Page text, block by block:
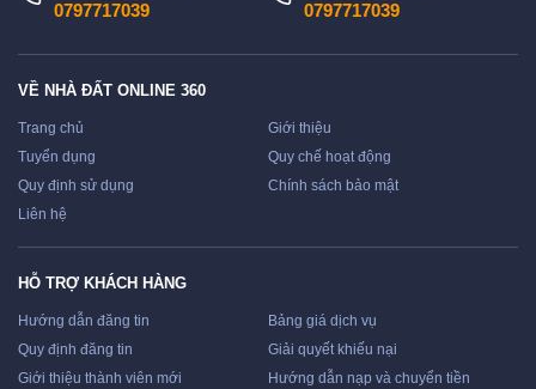
0797717039 0797717039
VỀ NHÀ ĐẤT ONLINE 360
Trang chủ
Giới thiệu
Tuyển dụng
Quy chế hoạt động
Quy định sử dụng
Chính sách bảo mật
Liên hệ
HỖ TRỢ KHÁCH HÀNG
Hướng dẫn đăng tin
Bảng giá dịch vụ
Quy định đăng tin
Giải quyết khiếu nại
Giới thiệu thành viên mới
Hướng dẫn nạp và chuyển tiền